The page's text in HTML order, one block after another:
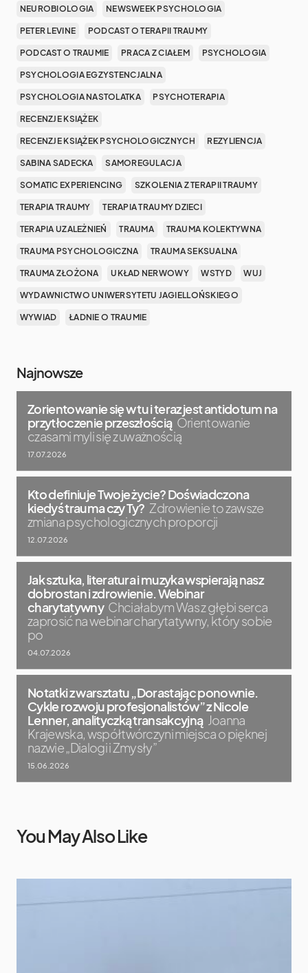
NEUROBIOLOGIA NEWSWEEK PSYCHOLOGIA
PETER LEVINE PODCAST O TERAPII TRAUMY
PODCAST O TRAUMIE PRACA Z CIAŁEM PSYCHOLOGIA
PSYCHOLOGIA EGZYSTENCJALNA
PSYCHOLOGIA NASTOLATKA PSYCHOTERAPIA
RECENZJE KSIĄŻEK
RECENZJE KSIĄŻEK PSYCHOLOGICZNYCH REZYLIENCJA
SABINA SADECKA SAMOREGULACJA
SOMATIC EXPERIENCING SZKOLENIA Z TERAPII TRAUMY
TERAPIA TRAUMY TERAPIA TRAUMY DZIECI
TERAPIA UZALEŻNIEŃ TRAUMA TRAUMA KOLEKTYWNA
TRAUMA PSYCHOLOGICZNA TRAUMA SEKSUALNA
TRAUMA ZŁOŻONA UKŁAD NERWOWY WSTYD WUJ
WYDAWNICTWO UNIWERSYTETU JAGIELLOŃSKIEGO
WYWIAD ŁADNIE O TRAUMIE
Najnowsze
Zorientowanie się w tu i teraz jest antidotum na
przytłoczenie przeszłością Orientowanie
czasami myli się z uważnością
17.07.2026
Kto definiuje Twoje życie? Doświadczona
kiedyś trauma czy Ty? Zdrowienie to zawsze
zmiana psychologicznych proporcji
12.07.2026
Jak sztuka, literatura i muzyka wspierają nasz
dobrostan i zdrowienie. Webinar
charytatywny Chciałabym Was z głębi serca
zaprosić na webinar charytatywny, który sobie
po
04.07.2026
Notatki z warsztatu „Dorastając ponownie.
Cykle rozwoju profesjonalistów” z Nicole
Lenner, analityczką transakcyjną Joanna
Krajewska, współtwórczyni miejsca o pięknej
nazwie „Dialogi i Zmysły”
15.06.2026
You May Also Like